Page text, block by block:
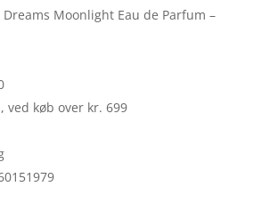
Dreams Moonlight Eau de Parfum –
ved køb over kr. 699